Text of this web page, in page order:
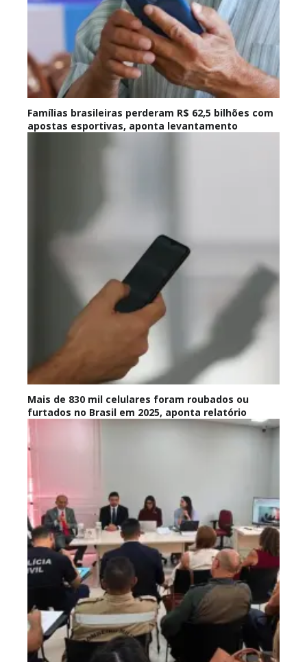
Famílias brasileiras perderam R$ 62,5 bilhões com
apostas esportivas, aponta levantamento
Mais de 830 mil celulares foram roubados ou
furtados no Brasil em 2025, aponta relatório